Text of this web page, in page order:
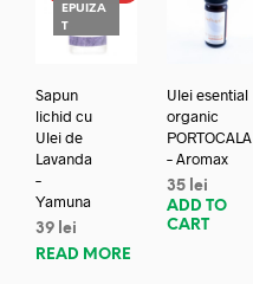
EPUIZA
T
Sapun
lichid cu
Ulei de
Lavanda
–
Yamuna
39 lei
READ MORE
Ulei esential
organic
PORTOCALA
– Aromax
35 lei
ADD TO
CART